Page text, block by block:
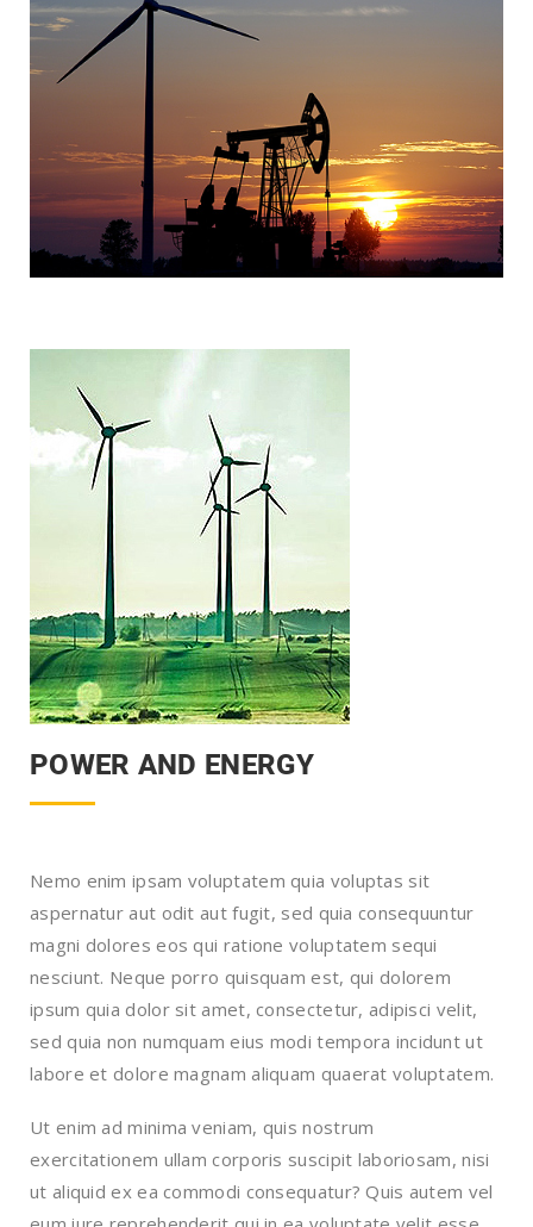
POWER AND ENERGY
Nemo enim ipsam voluptatem quia voluptas sit
aspernatur aut odit aut fugit, sed quia consequuntur
magni dolores eos qui ratione voluptatem sequi
nesciunt. Neque porro quisquam est, qui dolorem
ipsum quia dolor sit amet, consectetur, adipisci velit,
sed quia non numquam eius modi tempora incidunt ut
labore et dolore magnam aliquam quaerat voluptatem.
Ut enim ad minima veniam, quis nostrum
exercitationem ullam corporis suscipit laboriosam, nisi
ut aliquid ex ea commodi consequatur? Quis autem vel